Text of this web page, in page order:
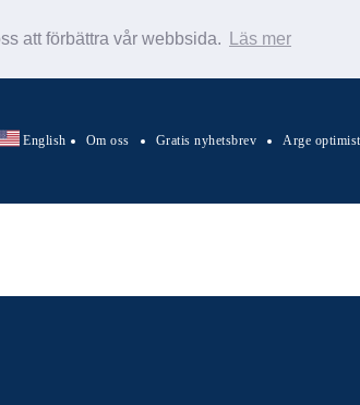
att förbättra vår webbsida. Läs mer
English Om oss Gratis nyhetsbrev Arge